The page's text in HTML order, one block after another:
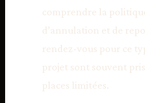
comprendre la
d’annulation et de
rendez-vous pour ce
projet sont souvent
places limitées.